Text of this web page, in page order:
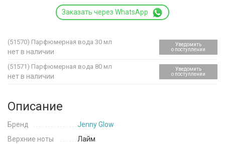
Заказать через WhatsApp
(51570) Парфюмерная вода 30 мл
нет в наличии
Уведомить
о поступлении
(51571) Парфюмерная вода 80 мл
нет в наличии
Уведомить
о поступлении
Описание
Бренд
Jenny Glow
Верхние ноты
Лайм